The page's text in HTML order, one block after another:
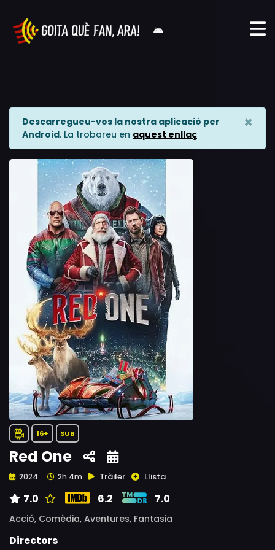
Descarregueu-vos la nostra aplicació per
Android. La trobareu en aquest enllaç
×
16+ SUB
Red One
2024 2h 4m Tràiler Llista
7.0 6.2 7.0
Acció, Comèdia, Aventures, Fantasia
Directors